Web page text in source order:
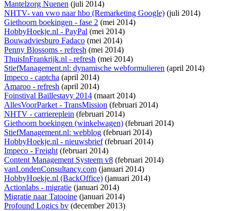
Mantelzorg Nuenen (juli 2014)
NHTV- van vwo naar hbo (Remarketing Google) (juli 2014)
Giethoorn boekingen - fase 2 (mei 2014)
HobbyHoekje.nl - PayPal (mei 2014)
Bouwadviesburo Fadaco (mei 2014)
Penny Blossoms - refresh (mei 2014)
ThuisInFrankrijk.nl - refresh (mei 2014)
StiefManagement.nl: dynamische webformulieren (april 2014)
Impeco - captcha (april 2014)
Amaroo - refresh (april 2014)
Foinstival Baillestavy 2014 (maart 2014)
AllesVoorParket - TransMission (februari 2014)
NHTV - carriereplein (februari 2014)
Giethoorn boekingen (winkelwagen) (februari 2014)
StiefManagement.nl: webblog (februari 2014)
HobbyHoekje.nl - nieuwsbrief(februari 2014)
Impeco - Freight(februari 2014)
Content Management Systeem v8 (februari 2014)
vanLondenConsultancy.com (januari 2014)
HobbyHoekje.nl (BackOffice) (januari 2014)
Actionlabs - migratie (januari 2014)
Migratie naar Tatooine (januari 2014)
Profound Logics bv (december 2013)